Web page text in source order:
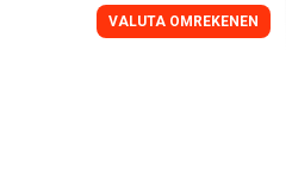
VALUTA OMREKENEN